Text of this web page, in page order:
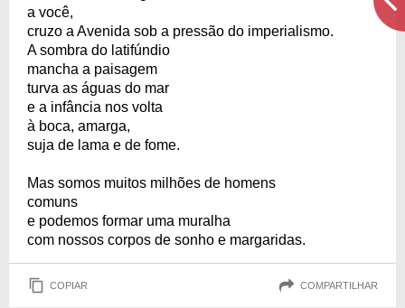
a você,
cruzo a Avenida sob a pressão do imperialismo.
A sombra do latifúndio
mancha a paisagem
turva as águas do mar
e a infância nos volta
à boca, amarga,
suja de lama e de fome.
Mas somos muitos milhões de homens
comuns
e podemos formar uma muralha
com nossos corpos de sonho e margaridas.
COPIAR COMPARTILHAR